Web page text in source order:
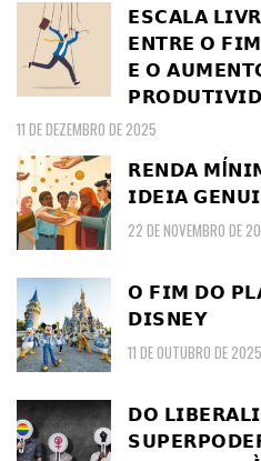
𝗘𝗦𝗖𝗔𝗟𝗔
𝗘𝗡𝗧𝗥𝗘 𝗢
𝗘 𝗢
11 DE DEZEMBRO DE 2025
𝗥𝗘𝗡𝗗𝗔
𝗜𝗗𝗘𝗜𝗔
22 DE NOVEMBRO DE
𝗢 𝗙𝗜𝗠 𝗗𝗢
𝗗𝗜𝗦𝗡𝗘𝗬
11 DE OUTUBRO DE 2025
𝗗𝗢